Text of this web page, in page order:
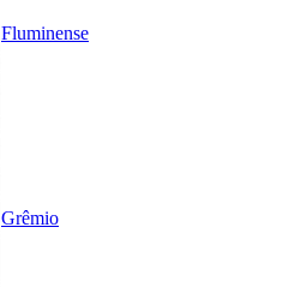
Fluminense
Grêmio